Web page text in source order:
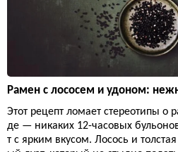
Рамен с лососем и удоном:
Этот рецепт ломает стереотипы
де — никаких 12-часовых
т с ярким вкусом. Лосось и